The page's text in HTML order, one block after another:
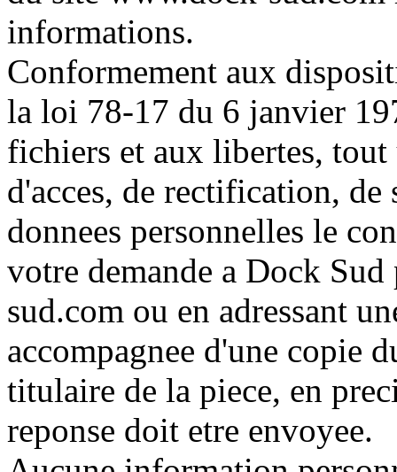
informations.
Conformement aux
la loi 78-17 du 6 janvier
fichiers et aux libertes,
d'acces, de rectification,
donnees personnelles le
votre demande a Dock
sud.com ou en adressant
accompagnee d'une copie
titulaire de la piece, en
reponse doit etre envoyee.